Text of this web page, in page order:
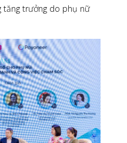
tăng trưởng do phụ nữ